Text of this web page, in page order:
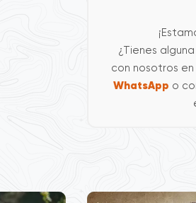
¿Tienes
con nosotros
WhatsApp o